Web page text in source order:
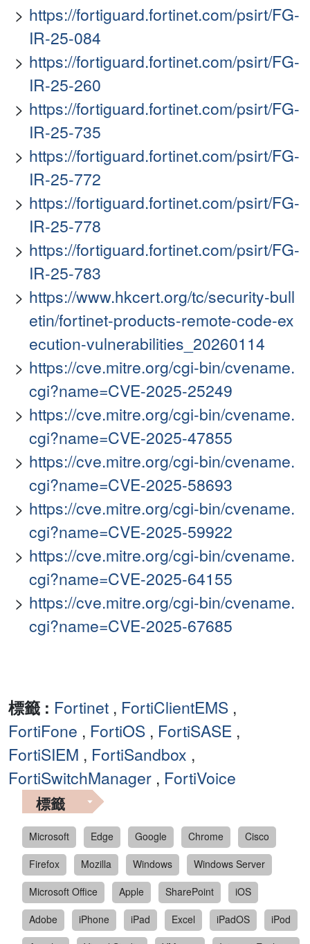
https://fortiguard.fortinet.com/psirt/FG-
IR-25-084
https://fortiguard.fortinet.com/psirt/FG-
IR-25-260
https://fortiguard.fortinet.com/psirt/FG-
IR-25-735
https://fortiguard.fortinet.com/psirt/FG-
IR-25-772
https://fortiguard.fortinet.com/psirt/FG-
IR-25-778
https://fortiguard.fortinet.com/psirt/FG-
IR-25-783
https://www.hkcert.org/tc/security-bull
etin/fortinet-products-remote-code-ex
ecution-vulnerabilities_20260114
https://cve.mitre.org/cgi-bin/cvename.
cgi?name=CVE-2025-25249
https://cve.mitre.org/cgi-bin/cvename.
cgi?name=CVE-2025-47855
https://cve.mitre.org/cgi-bin/cvename.
cgi?name=CVE-2025-58693
https://cve.mitre.org/cgi-bin/cvename.
cgi?name=CVE-2025-59922
https://cve.mitre.org/cgi-bin/cvename.
cgi?name=CVE-2025-64155
https://cve.mitre.org/cgi-bin/cvename.
cgi?name=CVE-2025-67685
標籤 : Fortinet , FortiClientEMS ,
FortiFone , FortiOS , FortiSASE ,
FortiSIEM , FortiSandbox ,
FortiSwitchManager , FortiVoice
標籤
Microsoft Edge Google Chrome
Cisco
Firefox
Mozilla Windows
Windows Server
Microsoft Office
Apple SharePoint
iOS
Adobe
iPhone iPad Excel iPadOS
iPod